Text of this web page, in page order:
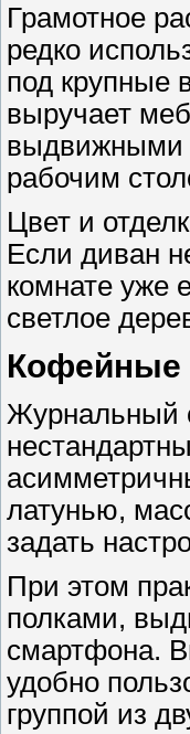
Грамотное
редко
под крупные
выручает
выдвижными
рабочим
Цвет и
Если диван
комнате уже
светлое
Кофейные
Журнальный
латунью,
задать
При этом
полками,
смартфона.
удобно
группой из